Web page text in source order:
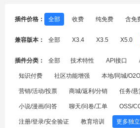
插件价格： 全部 收费 纯免费 含免
兼容版本： 全部 X3.4 X3.5 X5.0
插件分类： 全部 技术特性 API接口
知识付费 社区功能增强 本地/同城/O2O
营销/活动/投票 商城/返利/分销 任务/悬
小说/漫画/问答 聊天/问卷/工单 OSS/
注册/登录/安全验证 教育培训 更多独